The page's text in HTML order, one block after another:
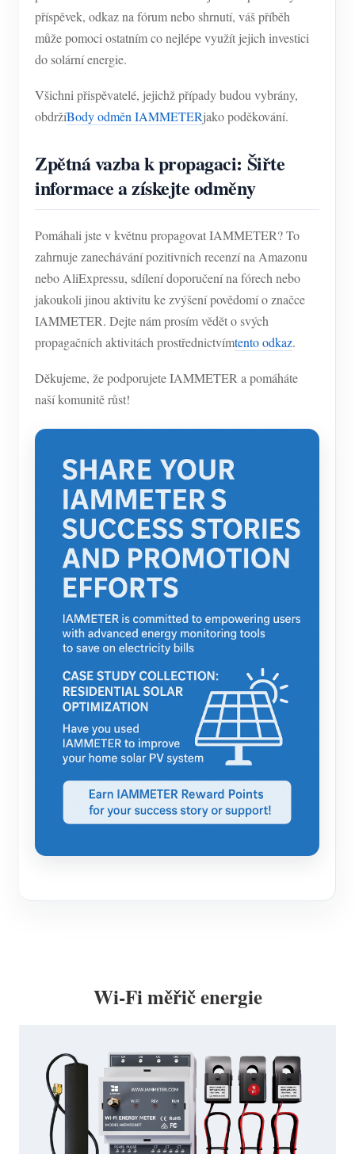
příspěvek, odkaz na fórum nebo shrnutí, váš příběh
může pomoci ostatním co nejlépe využít jejich investici
do solární energie.
Všichni přispěvatelé, jejichž případy budou vybrány,
obdržíBody odměn IAMMETERjako poděkování.
Zpětná vazba k propagaci: Šiřte
informace a získejte odměny
Pomáhali jste v květnu propagovat IAMMETER? To
zahrnuje zanechávání pozitivních recenzí na Amazonu
nebo AliExpressu, sdílení doporučení na fórech nebo
jakoukoli jinou aktivitu ke zvýšení povědomí o značce
IAMMETER. Dejte nám prosím vědět o svých
propagačních aktivitách prostřednictvímtento odkaz.
Děkujeme, že podporujete IAMMETER a pomáháte
naší komunitě růst!
Wi-Fi měřič energie